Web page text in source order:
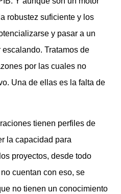
robustez suficiente y los
y pasar a un
Tratamos de
por las cuales no
Una de ellas es la falta de
tienen perfiles de
la capacidad para
proyectos, desde todo
cuentan con eso, se
no tienen un conocimiento